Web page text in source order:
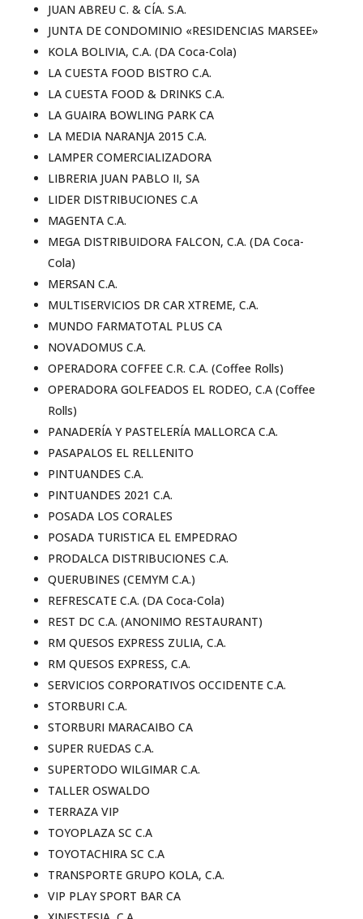
JUAN ABREU C. & CÍA. S.A.
JUNTA DE CONDOMINIO «RESIDENCIAS MARSEE»
KOLA BOLIVIA, C.A. (DA Coca-Cola)
LA CUESTA FOOD BISTRO C.A.
LA CUESTA FOOD & DRINKS C.A.
LA GUAIRA BOWLING PARK CA
LA MEDIA NARANJA 2015 C.A.
LAMPER COMERCIALIZADORA
LIBRERIA JUAN PABLO II, SA
LIDER DISTRIBUCIONES C.A
MAGENTA C.A.
MEGA DISTRIBUIDORA FALCON, C.A. (DA Coca-
Cola)
MERSAN C.A.
MULTISERVICIOS DR CAR XTREME, C.A.
MUNDO FARMATOTAL PLUS CA
NOVADOMUS C.A.
OPERADORA COFFEE C.R. C.A. (Coffee Rolls)
OPERADORA GOLFEADOS EL RODEO, C.A (Coffee
Rolls)
PANADERÍA Y PASTELERÍA MALLORCA C.A.
PASAPALOS EL RELLENITO
PINTUANDES C.A.
PINTUANDES 2021 C.A.
POSADA LOS CORALES
POSADA TURISTICA EL EMPEDRAO
PRODALCA DISTRIBUCIONES C.A.
QUERUBINES (CEMYM C.A.)
REFRESCATE C.A. (DA Coca-Cola)
REST DC C.A. (ANONIMO RESTAURANT)
RM QUESOS EXPRESS ZULIA, C.A.
RM QUESOS EXPRESS, C.A.
SERVICIOS CORPORATIVOS OCCIDENTE C.A.
STORBURI C.A.
STORBURI MARACAIBO CA
SUPER RUEDAS C.A.
SUPERTODO WILGIMAR C.A.
TALLER OSWALDO
TERRAZA VIP
TOYOPLAZA SC C.A
TOYOTACHIRA SC C.A
TRANSPORTE GRUPO KOLA, C.A.
VIP PLAY SPORT BAR CA